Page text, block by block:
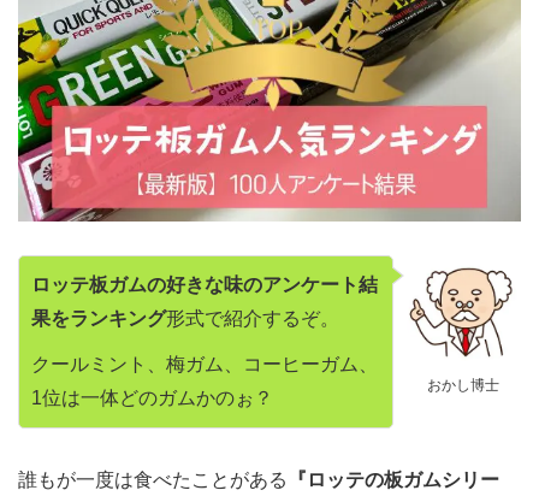
おかし博士
ロッテ板ガムの好きな味のアンケート結
果をランキング形式で紹介するぞ。
クールミント、梅ガム、コーヒーガム、
1位は一体どのガムかのぉ？
誰もが一度は食べたことがある
『ロッテの板ガムシリー